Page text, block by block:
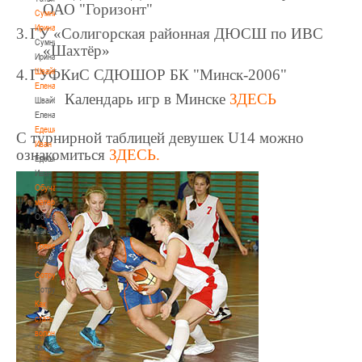
Сумникова
Ирина
Сумникова
Ирина
Швайбович
Елена
Швайбович
Елена
Едешко
Иван
Едешко
Иван
Обучающие
материалы
Обучающие
материалы
Тренерам
Тренерам
Сотрудничество
Сотрудничество
Как
стать
волонтером
Как
ОАО "Горизонт"
3.ГУ «Солигорская районная ДЮСШ по ИВС
«Шахтёр»
4.ГУФКиС СДЮШОР БК "Минск-2006"
Календарь игр в Минске ЗДЕСЬ
С турнирной таблицей девушек U14 можно
ознакомиться ЗДЕСЬ.